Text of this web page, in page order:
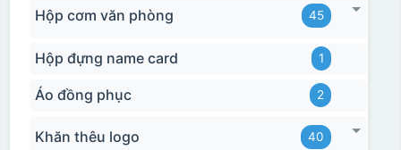
Hộp cơm văn phòng 45
Hộp đựng name card 1
Áo đồng phục 2
Khăn thêu logo 40